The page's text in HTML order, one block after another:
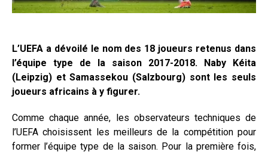
L’UEFA a dévoilé le nom des 18 joueurs retenus dans
l’équipe type de la saison 2017-2018. Naby Kéita
(Leipzig) et Samassekou (Salzbourg) sont les seuls
joueurs africains à y figurer.
Comme chaque année, les observateurs techniques de
l’UEFA choisissent les meilleurs de la compétition pour
former l’équipe type de la saison. Pour la première fois,